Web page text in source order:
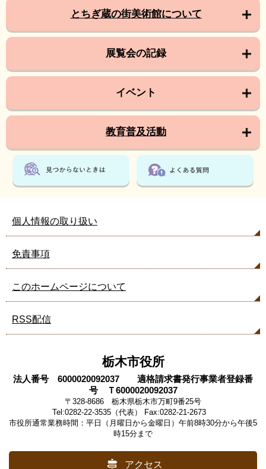
とちぎ蔵の街美術館について
展覧会の記録
イベント
教育普及活動
個人情報の取り扱い
免責事項
このホームページについて
RSS配信
栃木市役所
法人番号 6000020092037 適格請求書発行事業者登録番
号 Ｔ6000020092037
〒328-8686 栃木県栃木市万町9番25号
Tel:0282-22-3535（代表） Fax:0282-21-2673
市役所通常業務時間：平日（月曜日から金曜日）午前8時30分から午後5
時15分まで
アクセス